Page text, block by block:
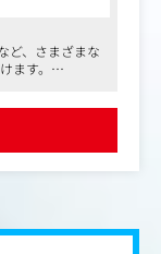
客が一定の費
人生の選択に
ングでは単に
顧客の不安や
後押しするか
広告代理店・制
ど、さまざまな
ます。
ター支援など、
ます。